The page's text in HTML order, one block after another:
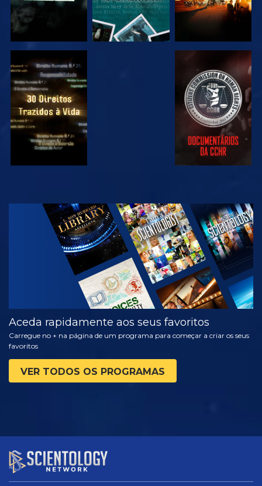
VER VER
VER
EXPLORAR A
SÉRIE
Aceda rapidamente aos seus favoritos
Carregue no + na página de um programa para começar a criar os seus
favoritos
VER TODOS OS PROGRAMAS